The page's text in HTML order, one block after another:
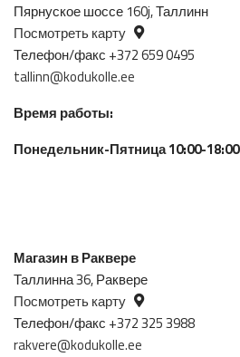
Пярнуское шоссе 160j, Таллинн
Посмотреть карту
Телефон/факс +372 659 0495
tallinn@kodukolle.ee
Время работы:
Понедельник-Пятница 10:00-18:00
Магазин в Раквере
Таллинна 36, Раквере
Посмотреть карту
Телефон/факс +372 325 3988
rakvere@kodukolle.ee